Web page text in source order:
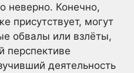
неверно. Конечно,
присутствует, могут
обвалы или взлёты,
перспективе
деятельность